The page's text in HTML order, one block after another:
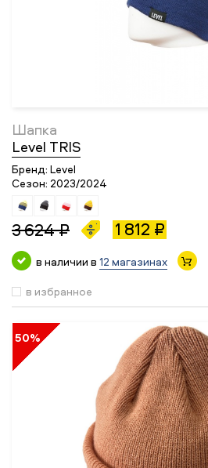
Шапка
Level TRIS
Бренд: Level
Сезон: 2023/2024
3 624 ₽ 1 812 ₽
в наличии в 12 магазинах
в избранное
50%